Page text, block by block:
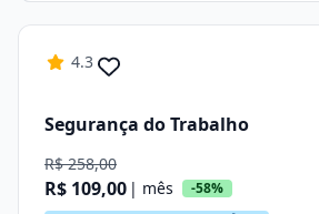
4.3
Segurança do Trabalho
R$ 258,00
R$ 109,00 | mês -58%